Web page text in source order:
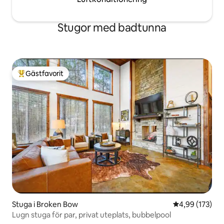
Stugor med badtunna
Populär gästfavorit
Gästfavorit
Stuga i Broken Bow 4,99 av 5 i
4,99 (173)
Lugn stuga för par, privat uteplats, bubbelpool